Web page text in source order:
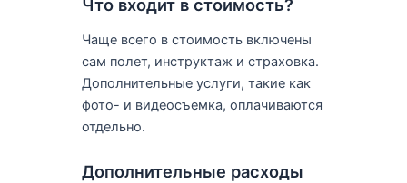
Что входит в стоимость?
Чаще всего в стоимость включены
сам полет, инструктаж и страховка.
Дополнительные услуги, такие как
фото- и видеосъемка, оплачиваются
отдельно.
Дополнительные расходы